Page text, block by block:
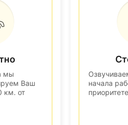
мы
Ваш
км. от
начала